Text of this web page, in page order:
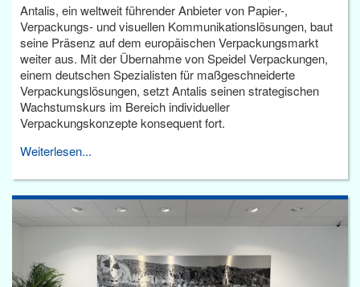
Antalis, ein weltweit führender Anbieter von Papier-,
Verpackungs- und visuellen Kommunikationslösungen, baut
seine Präsenz auf dem europäischen Verpackungsmarkt
weiter aus. Mit der Übernahme von Speidel Verpackungen,
einem deutschen Spezialisten für maßgeschneiderte
Verpackungslösungen, setzt Antalis seinen strategischen
Wachstumskurs im Bereich individueller
Verpackungskonzepte konsequent fort.
Weiterlesen...